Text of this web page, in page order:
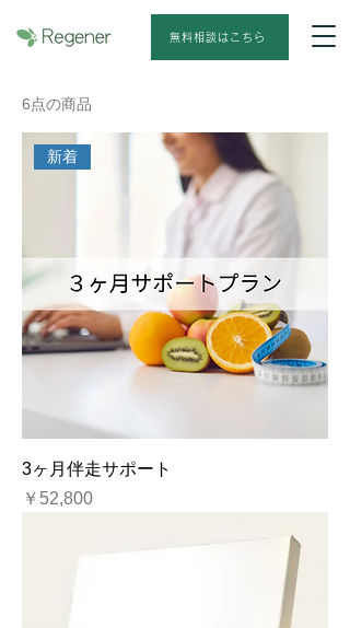
無料相談はこちら
6点の商品
新着
3ヶ月伴走サポート
価格
￥52,800